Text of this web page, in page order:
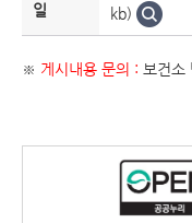
일
kb)
※ 게시내용 문의 : 보건